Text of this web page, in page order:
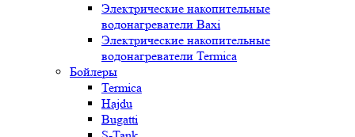
Электрические накопительные
водонагреватели Baxi
Электрические накопительные
водонагреватели Termica
Бойлеры
Termica
Hajdu
Bugatti